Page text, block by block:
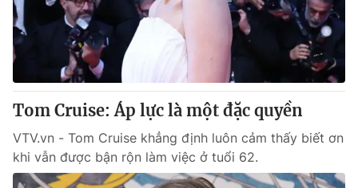
Thị trường 24h Tấm lòng Việt
VTV4 Vươn mình bằng AI
VTV9 VTV8
Liên hệ tòa soạn English
Tom Cruise: Áp lực là một đặc quyền
VTV.vn - Tom Cruise khẳng định luôn cảm thấy biết ơn
khi vẫn được bận rộn làm việc ở tuổi 62.